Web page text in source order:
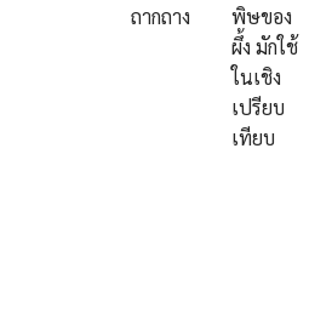
ถากถาง
พิษของ
ผึ้ง มักใช้
ในเชิง
เปรียบ
เทียบ